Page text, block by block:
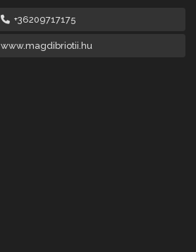
+36209717175
www.magdibriotii.hu